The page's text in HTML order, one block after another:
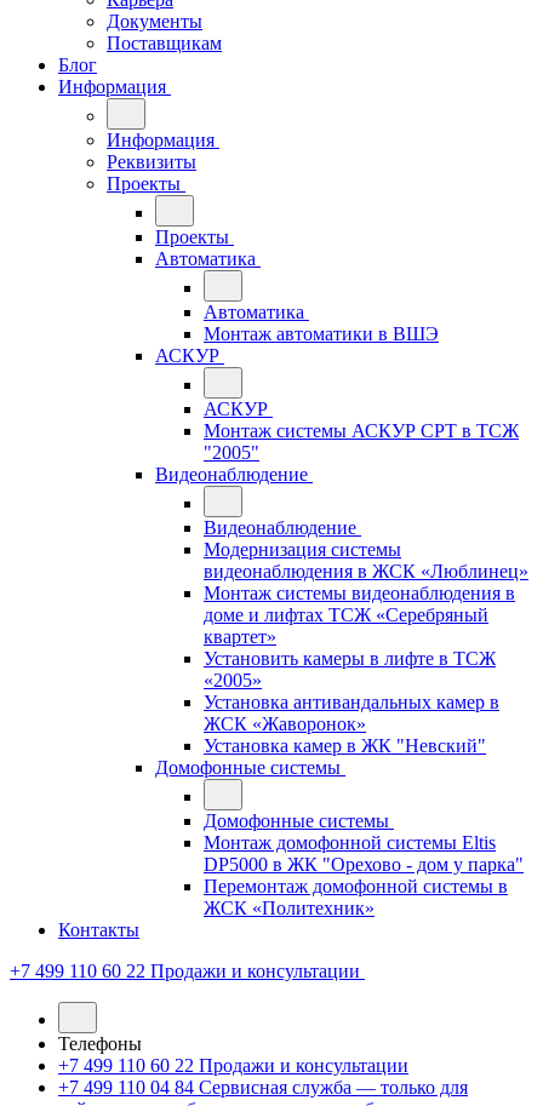
Документы
Поставщикам
Блог
Информация
Информация
Реквизиты
Проекты
Проекты
Автоматика
Автоматика
Монтаж автоматики в ВШЭ
АСКУР
АСКУР
Монтаж системы АСКУР СРТ в ТСЖ
"2005"
Видеонаблюдение
Видеонаблюдение
Модернизация системы
видеонаблюдения в ЖСК «Люблинец»
Монтаж системы видеонаблюдения в
доме и лифтах ТСЖ «Серебряный
квартет»
Установить камеры в лифте в ТСЖ
«2005»
Установка антивандальных камер в
ЖСК «Жаворонок»
Установка камер в ЖК "Невский"
Домофонные системы
Домофонные системы
Монтаж домофонной системы Eltis
DP5000 в ЖК "Орехово - дом у парка"
Перемонтаж домофонной системы в
ЖСК «Политехник»
Контакты
+7 499 110 60 22 Продажи и консультации
Телефоны
+7 499 110 60 22 Продажи и консультации
+7 499 110 04 84 Сервисная служба — только для